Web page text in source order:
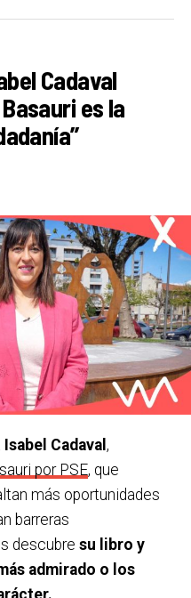
también traer actividad
.Finaga.
Iñaki Anasagasti e Iñaki
de abejas’. Muy
maitte’, de Gatibu.
y cuál te gustaría
Córdoba. Me gustaría ir
concierto… que has
Cadaval
es la
Isabel Cadaval ,
por PSE, que
más oportunidades
barreras
descubre su libro y
admirado o los